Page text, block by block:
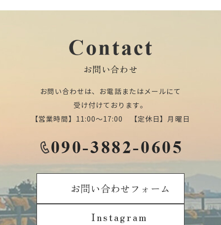
お問い合わせ
お問い合わせは、お電話またはメールにて
受け付けております。
【営業時間】11:00～17:00 【定休日】月曜日
お問い合わせフォーム
Instagram